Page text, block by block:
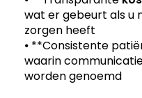
wat er gebeurt als u
zorgen heeft
⦁ **Consistente
waarin
worden genoemd